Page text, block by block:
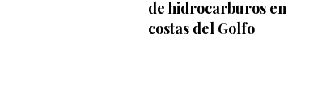
de hidrocarburos en
costas del Golfo